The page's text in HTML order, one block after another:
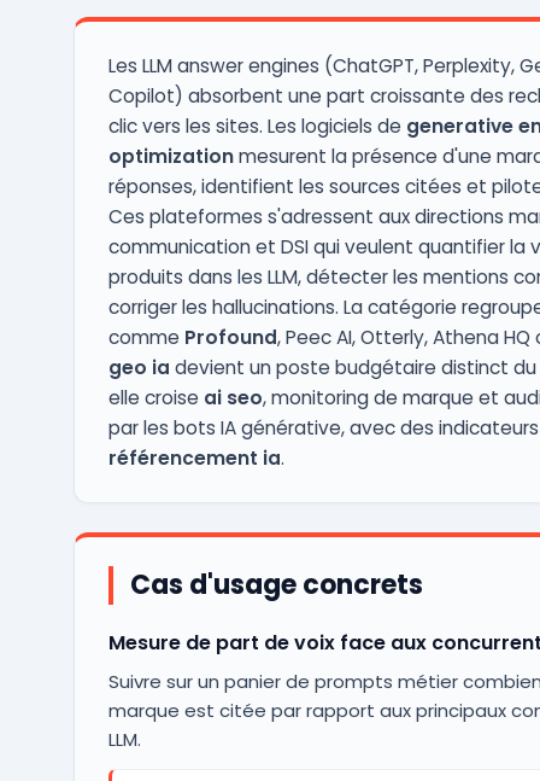
Les LLM answer engines (ChatGPT, Perplexity,
Copilot) absorbent une part croissante des
clic vers les sites. Les logiciels de generative
optimizationmesurent la présence d'une
réponses, identifient les sources citées et
Ces plateformes s'adressent aux directions
communication et DSI qui veulent quantifier la
produits dans les LLM, détecter les mentions
corriger les hallucinations. La catégorie
comme Profound, Peec AI, Otterly, Athena HQ
geo ia devient un poste budgétaire distinct du
elle croise ai seo, monitoring de marque et
par les bots IA générative, avec des
référencement ia.
Cas d'usage concrets
Mesure de part de voix face aux
Suivre sur un panier de prompts métier
marque est citée par rapport aux principaux
LLM.